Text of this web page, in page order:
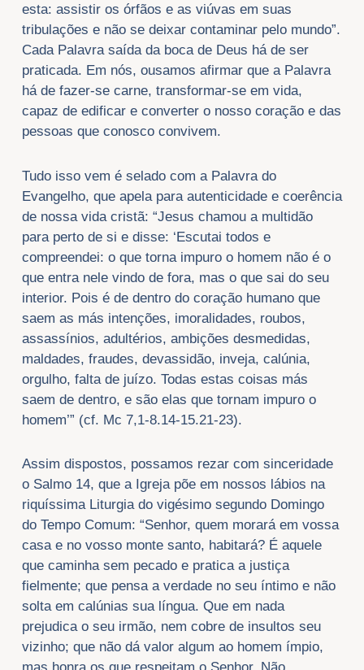
esta: assistir os órfãos e as viúvas em suas
tribulações e não se deixar contaminar pelo mundo”.
Cada Palavra saída da boca de Deus há de ser
praticada. Em nós, ousamos afirmar que a Palavra
há de fazer-se carne, transformar-se em vida,
capaz de edificar e converter o nosso coração e das
pessoas que conosco convivem.
Tudo isso vem é selado com a Palavra do
Evangelho, que apela para autenticidade e coerência
de nossa vida cristã: “Jesus chamou a multidão
para perto de si e disse: ‘Escutai todos e
compreendei: o que torna impuro o homem não é o
que entra nele vindo de fora, mas o que sai do seu
interior. Pois é de dentro do coração humano que
saem as más intenções, imoralidades, roubos,
assassínios, adultérios, ambições desmedidas,
maldades, fraudes, devassidão, inveja, calúnia,
orgulho, falta de juízo. Todas estas coisas más
saem de dentro, e são elas que tornam impuro o
homem’” (cf. Mc 7,1-8.14-15.21-23).
Assim dispostos, possamos rezar com sinceridade
o Salmo 14, que a Igreja põe em nossos lábios na
riquíssima Liturgia do vigésimo segundo Domingo
do Tempo Comum: “Senhor, quem morará em vossa
casa e no vosso monte santo, habitará? É aquele
que caminha sem pecado e pratica a justiça
fielmente; que pensa a verdade no seu íntimo e não
solta em calúnias sua língua. Que em nada
prejudica o seu irmão, nem cobre de insultos seu
vizinho; que não dá valor algum ao homem ímpio,